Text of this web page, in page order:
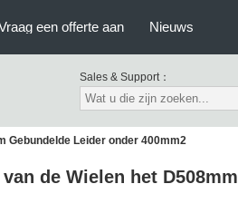
een offerte aan Nieuws
Sales & Support：
Gebundelde Leider onder 400mm2
de Wielen het D508mm